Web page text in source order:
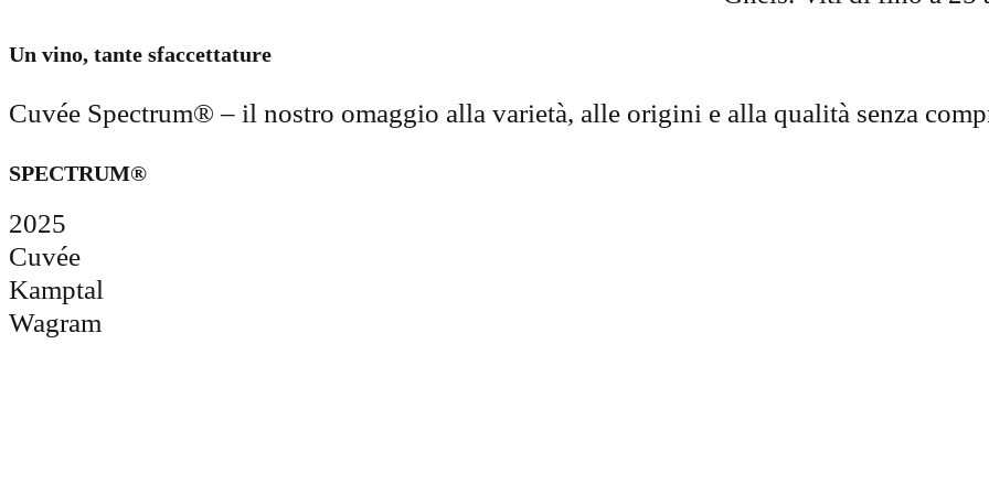
Un vino, tante sfaccettature
Cuvée Spectrum® – il nostro omaggio alla varietà, alle origini e alla qualità senza
SPECTRUM®
2025
Cuvée
Kamptal
Wagram